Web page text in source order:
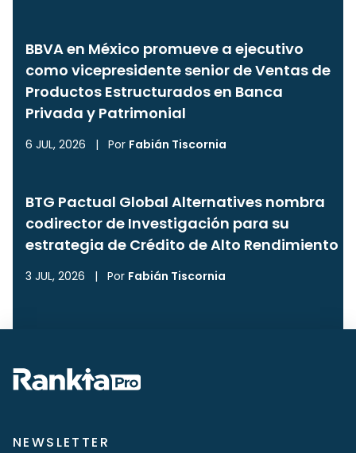
BBVA en México promueve a ejecutivo
como vicepresidente senior de Ventas de
Productos Estructurados en Banca
Privada y Patrimonial
6 JUL, 2026 | Por Fabián Tiscornia
BTG Pactual Global Alternatives nombra
codirector de Investigación para su
estrategia de Crédito de Alto Rendimiento
3 JUL, 2026 | Por Fabián Tiscornia
NEWSLETTER